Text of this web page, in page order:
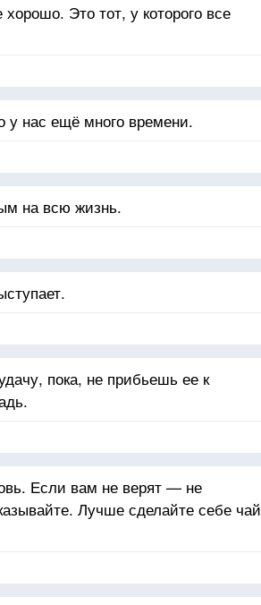
Это тот, у которого все
нас ещё много времени.
на всю жизнь.
пока, не прибьешь ее к
Если вам не верят — не
Лучше сделайте себе чай